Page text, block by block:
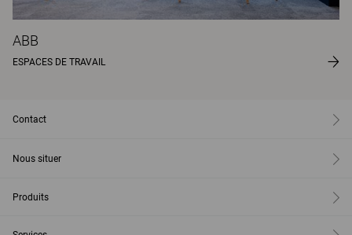
ABB
ESPACES DE TRAVAIL
Contact
Nous situer
Produits